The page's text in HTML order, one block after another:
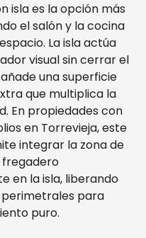
isla es la opción más
el salón y la cocina
La isla actúa
visual sin cerrar el
una superficie
que multiplica la
En propiedades con
en Torrevieja, este
integrar la zona de
en la isla, liberando
perimetrales para
puro.